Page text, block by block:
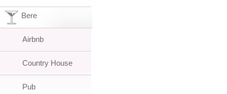
Bere
Airbnb
Country House
Pub